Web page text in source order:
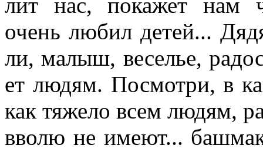
лит нас, покажет нам
очень любил детей...
ли, малыш, ве­селье,
ет людям. Посмотри, в
как тяжело всем лю­дям,
вво­лю не имеют...